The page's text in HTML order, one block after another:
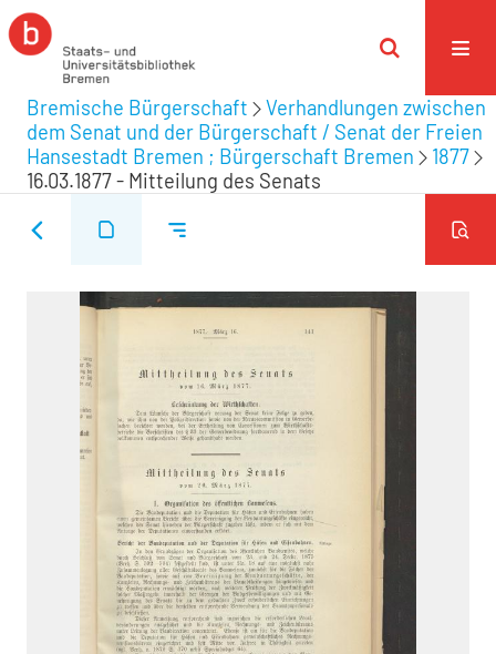
Bremische Bürgerschaft
Verhandlungen zwischen
dem Senat und der Bürgerschaft / Senat der Freien
Hansestadt Bremen ; Bürgerschaft Bremen
1877
16.03.1877 - Mitteilung des Senats